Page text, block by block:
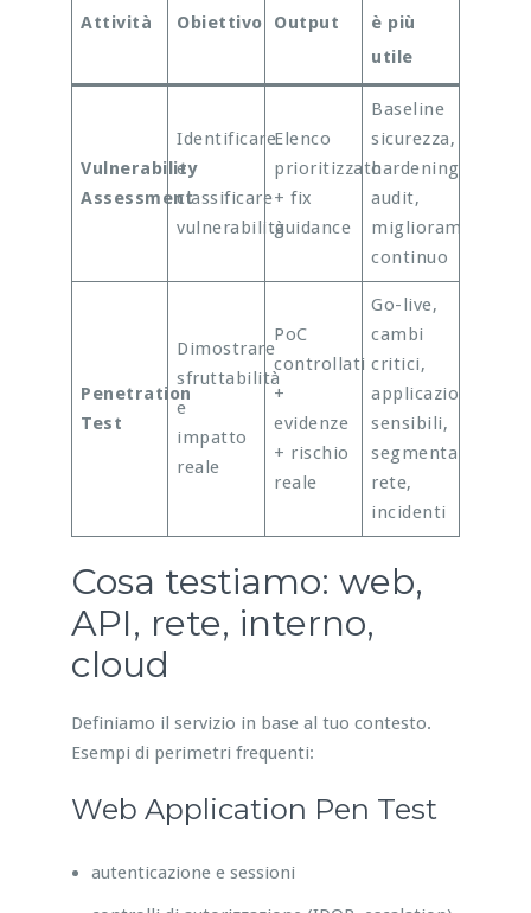
Attività Obiettivo Output
è più
utile
Vulnerability
Assessment
Identificare
e
classificare
vulnerabilità
Elenco
prioritizzato
+ fix
guidance
Baseline
sicurezza,
hardening,
audit,
miglioramento
continuo
Penetration
Test
Dimostrare
sfruttabilità
e
impatto
reale
PoC
controllati
+
evidenze
+ rischio
reale
Go-live,
cambi
critici,
applicazioni
sensibili,
segmentazione
rete,
incidenti
Cosa testiamo: web,
API, rete, interno,
cloud
Definiamo il servizio in base al tuo contesto.
Esempi di perimetri frequenti:
Web Application Pen Test
autenticazione e sessioni